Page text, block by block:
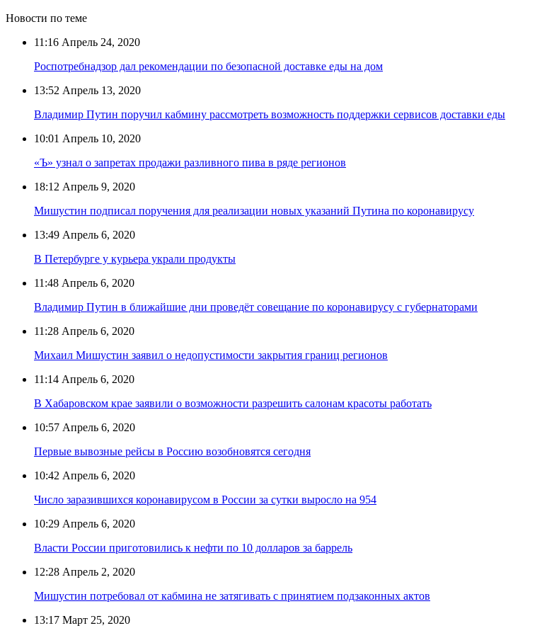
Новости по теме
11:16 Апрель 24, 2020
Роспотребнадзор дал рекомендации по безопасной доставке еды на дом
13:52 Апрель 13, 2020
Владимир Путин поручил кабмину рассмотреть возможность поддержки сервисов доставки еды
10:01 Апрель 10, 2020
«Ъ» узнал о запретах продажи разливного пива в ряде регионов
18:12 Апрель 9, 2020
Мишустин подписал поручения для реализации новых указаний Путина по коронавирусу
13:49 Апрель 6, 2020
В Петербурге у курьера украли продукты
11:48 Апрель 6, 2020
Владимир Путин в ближайшие дни проведёт совещание по коронавирусу с губернаторами
11:28 Апрель 6, 2020
Михаил Мишустин заявил о недопустимости закрытия границ регионов
11:14 Апрель 6, 2020
В Хабаровском крае заявили о возможности разрешить салонам красоты работать
10:57 Апрель 6, 2020
Первые вывозные рейсы в Россию возобновятся сегодня
10:42 Апрель 6, 2020
Число заразившихся коронавирусом в России за сутки выросло на 954
10:29 Апрель 6, 2020
Власти России приготовились к нефти по 10 долларов за баррель
12:28 Апрель 2, 2020
Мишустин потребовал от кабмина не затягивать с принятием подзаконных актов
13:17 Март 25, 2020